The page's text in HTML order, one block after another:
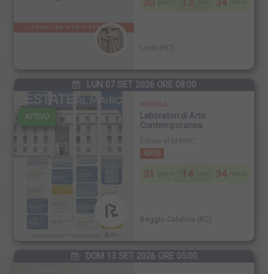
INIZIA
Locri (RC)
LUN 07 SET 2026 ORE 08:00
ATTIVO
SINGOLO
Laboratori di Arte
Contemporanea
ARTE
INIZIA
31 14 34
Reggio Calabria (RC)
DOM 13 SET 2026 ORE 05:00